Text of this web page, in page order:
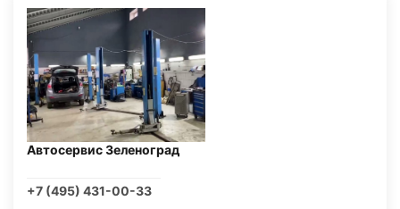
Автосервис Зеленоград
+7 (495) 431-00-33